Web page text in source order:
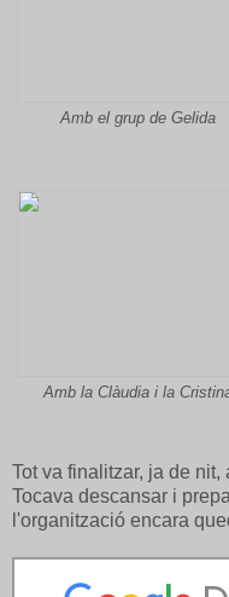
Amb el grup de Gelida
Amb la Clàudia i la
Tot va finalitzar, ja de
Tocava descansar i
l'organització encara